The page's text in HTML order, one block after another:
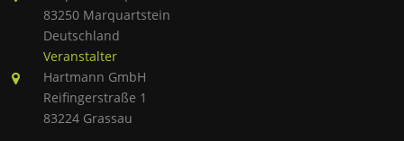
83250 Marquartstein
Deutschland
Veranstalter
Hartmann GmbH
Reifingerstraße 1
83224 Grassau